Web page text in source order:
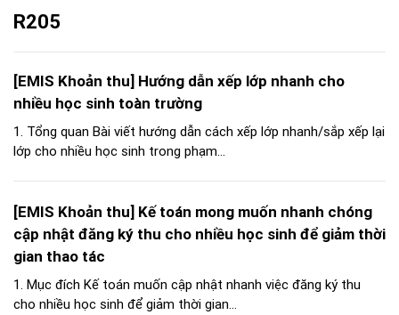
R205
[EMIS Khoản thu] Hướng dẫn xếp lớp nhanh cho
nhiều học sinh toàn trường
1. Tổng quan Bài viết hướng dẫn cách xếp lớp nhanh/sắp xếp lại
lớp cho nhiều học sinh trong phạm...
[EMIS Khoản thu] Kế toán mong muốn nhanh chóng
cập nhật đăng ký thu cho nhiều học sinh để giảm thời
gian thao tác
1. Mục đích Kế toán muốn cập nhật nhanh việc đăng ký thu
cho nhiều học sinh để giảm thời gian...